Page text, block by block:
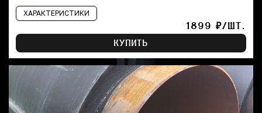
ХАРАКТЕРИСТИКИ
1899 ₽/ШТ.
КУПИТЬ